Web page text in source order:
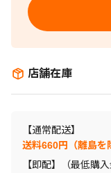
店舗在庫
【通常配送】
送料660円（離島を
【即配】（最低購